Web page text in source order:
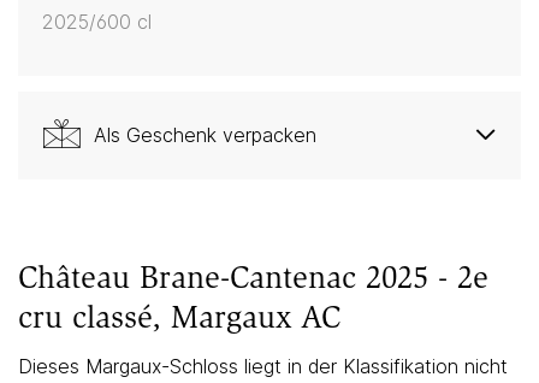
2025/600 cl
Als Geschenk verpacken
Château Brane-Cantenac 2025 - 2e
cru classé, Margaux AC
Dieses Margaux-Schloss liegt in der Klassifikation nicht